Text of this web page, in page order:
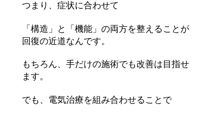
つまり、症状に合わせて
「構造」と「機能」の両方を整えることが
回復の近道なんです。
もちろん、手だけの施術でも改善は目指せ
ます。
でも、電気治療を組み合わせることで